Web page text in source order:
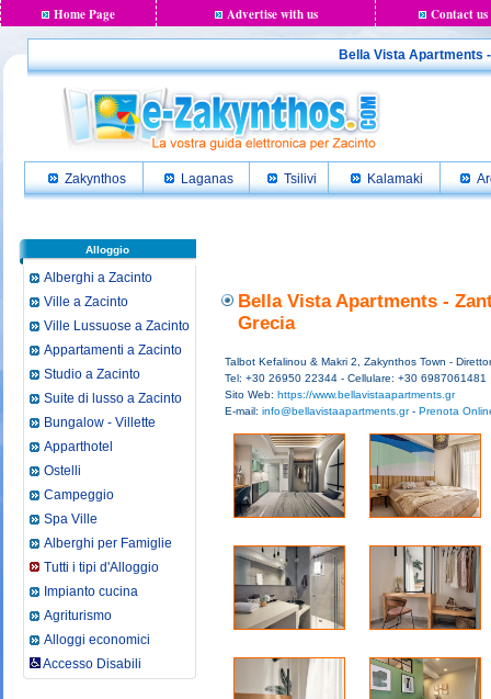
Home Page Advertise with us Contact us
Bella Vista Apartments
Zakynthos Laganas Tsilivi Kalamaki
Alloggio
Alberghi a Zacinto
Ville a Zacinto
Ville Lussuose a Zacinto
Appartamenti a Zacinto
Studio a Zacinto
Suite di lusso a Zacinto
Bungalow - Villette
Apparthotel
Ostelli
Campeggio
Spa Ville
Alberghi per Famiglie
Tutti i tipi d'Alloggio
Impianto cucina
Agriturismo
Alloggi economici
Accesso Disabili
Bella Vista Apartments -
Grecia
Talbot Kefalinou & Makri 2, Zakynthos Town -
Tel: +30 26950 22344 - Cellulare: +30 6987061481
Sito Web: https://www.bellavistaapartments.gr
E-mail: info@bellavistaapartments.gr- Prenota